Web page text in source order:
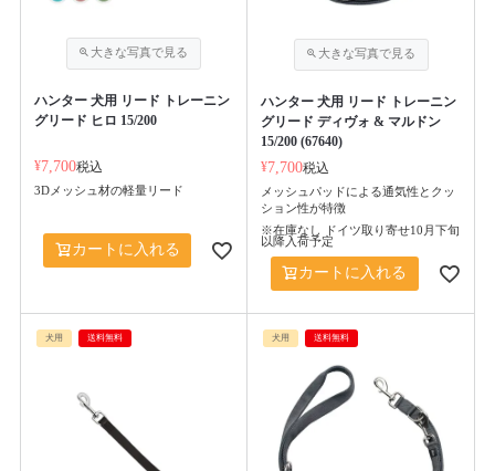
ハンター 犬用 リード トレーニン
グリード ヒロ 15/200
¥7,700税込
3Dメッシュ材の軽量リード
カートに入れる
ハンター 犬用 リード トレーニン
グリード ディヴォ & マルドン
15/200 (67640)
¥7,700税込
メッシュパッドによる通気性とクッ
ション性が特徴
※在庫なし ドイツ取り寄せ10月下旬
以降入荷予定
カートに入れる
犬用 送料無料 犬用 送料無料